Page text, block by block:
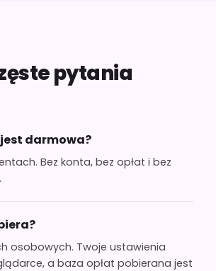
pytania
darmowa?
Bez konta, bez opłat i bez
osobowych. Twoje ustawienia
a baza opłat pobierana jest